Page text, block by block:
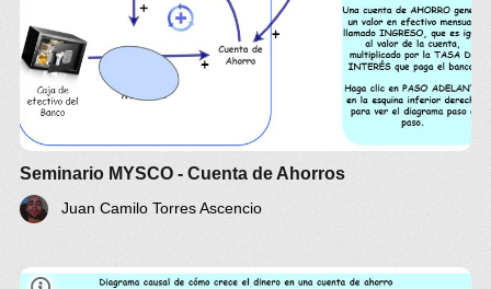
Seminario MYSCO - Cuenta de Ahorros
Juan Camilo Torres Ascencio